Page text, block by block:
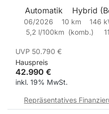
Automatik
Hybrid
06/2026 10 km 146
5,2 l/100km (komb.)
UVP 50.790 €
Hauspreis
42.990 €
inkl. 19% MwSt.
Repräsentatives